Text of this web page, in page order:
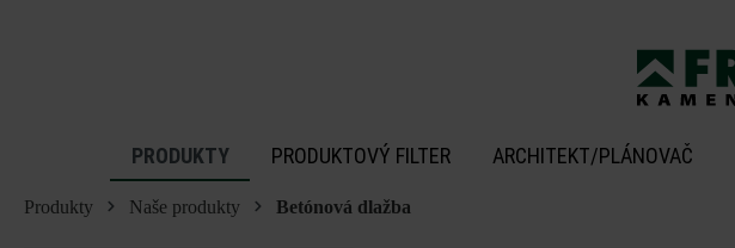
PRODUKTY PRODUKTOVÝ FILTER ARCHITEKT/PLÁNOVAČ
Produkty Naše produkty Betónová dlažba